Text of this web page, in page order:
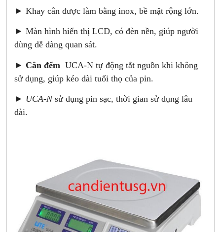
► Khay cân được làm bằng inox, bề mặt rộng lớn.
► Màn hình hiển thị LCD, có đèn nền, giúp người
dùng dễ dàng quan sát.
► Cân đếmUCA-N tự động tắt nguồn khi không
sử dụng, giúp kéo dài tuổi thọ của pin.
► UCA-Nsử dụng pin sạc, thời gian sử dụng lâu
dài.